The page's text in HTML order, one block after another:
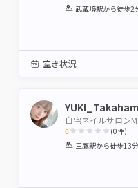
1 2 3 4 5
武蔵境駅から徒歩2
空き状況
自宅ネイルサロン
0
1 2 3 4 5
(0件)
三鷹駅から徒歩13分